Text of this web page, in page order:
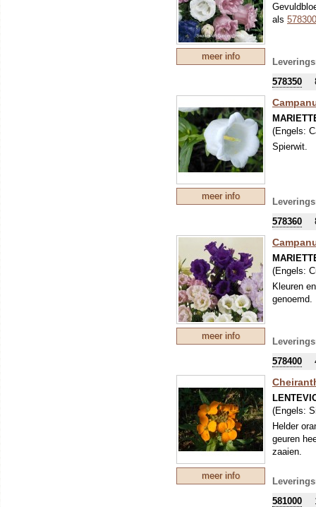
meer info
als 578300
578350
meer info
(Engels:
Spierwit.
578360
meer info
(Engels:
Kleuren
genoemd.
578400
meer info
(Engels:
Helder
geuren
zaaien.
581000